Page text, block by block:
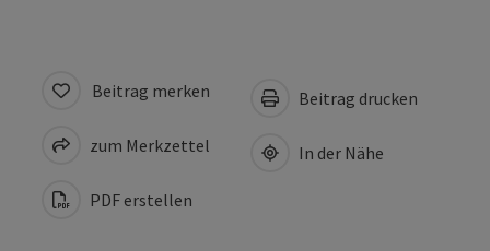
Beitrag merken
zum Merkzettel
PDF erstellen
Beitrag drucken
In der Nähe